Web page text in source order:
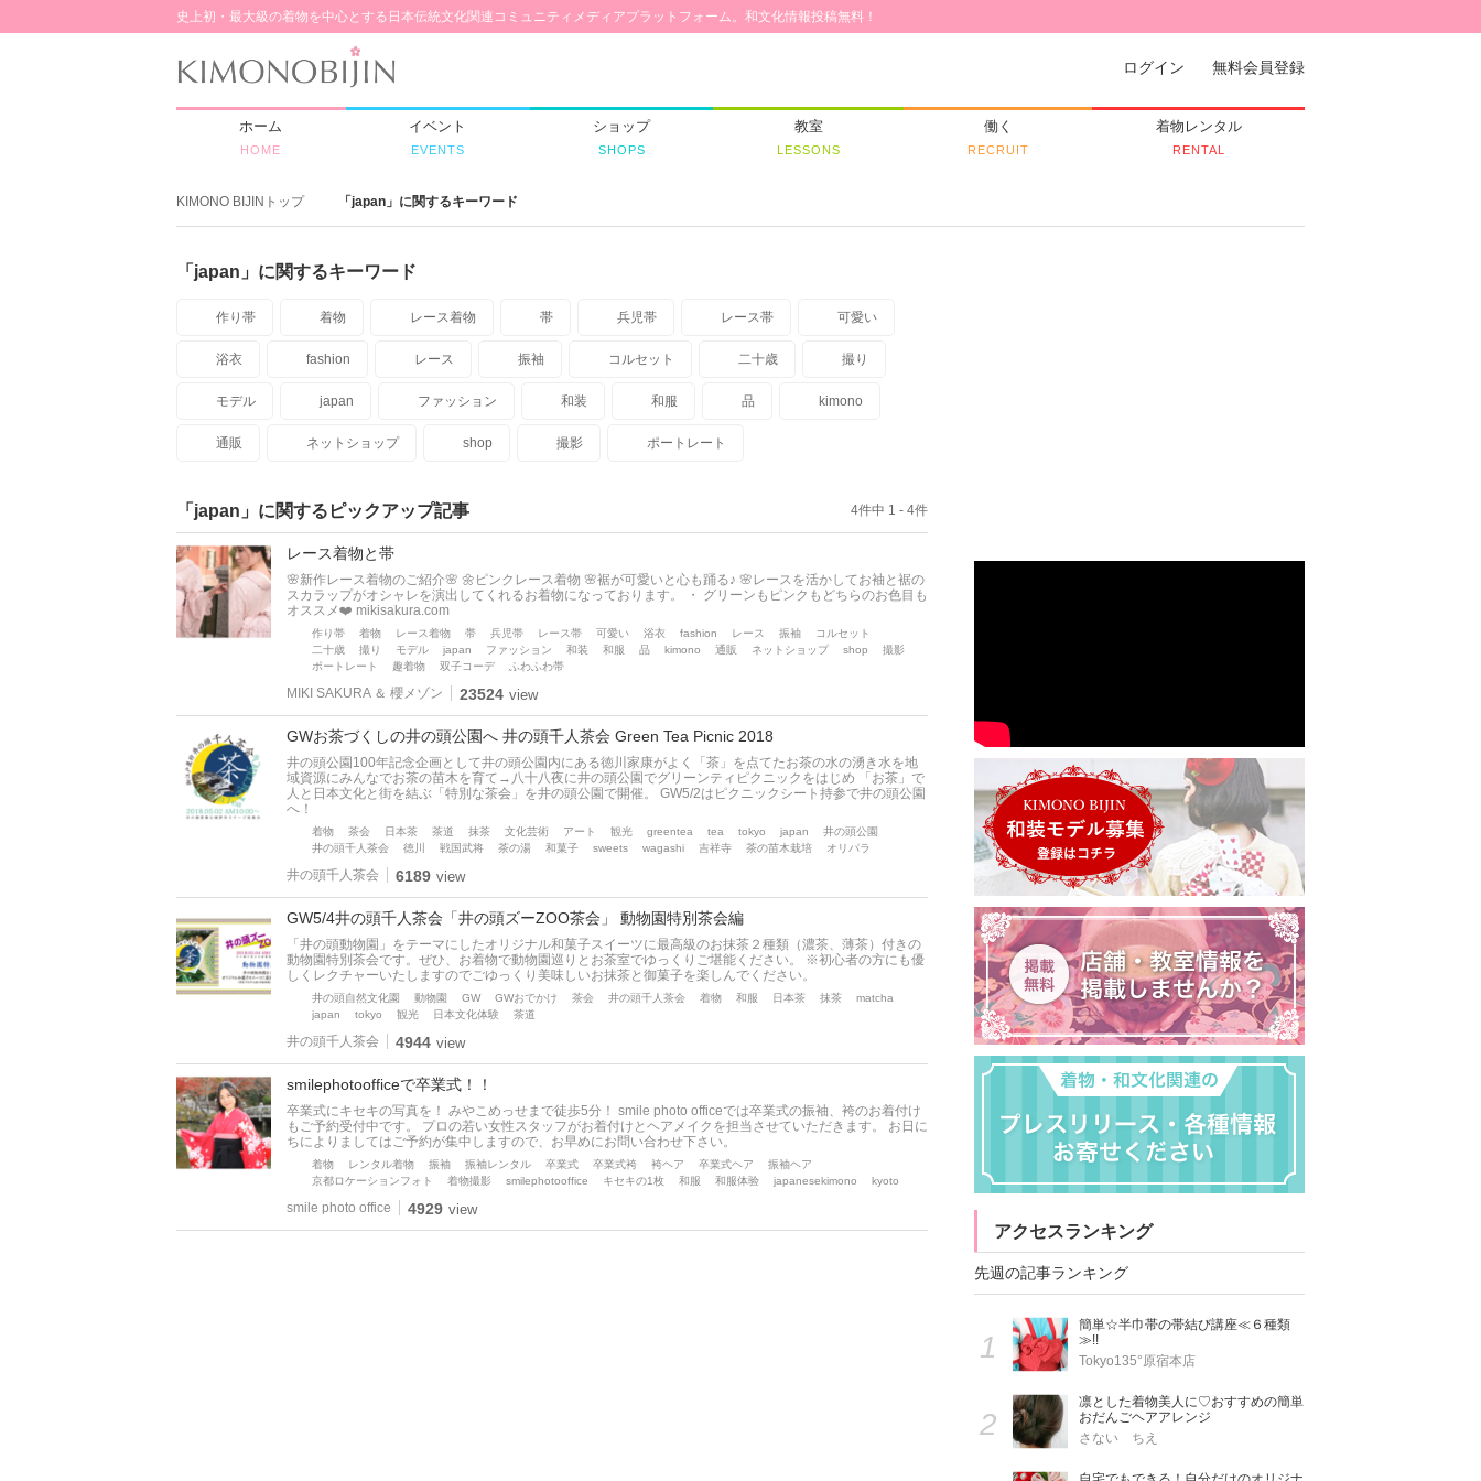
史上初・最大級の着物を中心とする日本伝統文化関連コミュニティメディアプラットフォーム。和文化情報投稿無料！
ログイン 無料会員登録
ホーム
HOME
イベント
EVENTS
ショップ
SHOPS
教室
LESSONS
働く
RECRUIT
着物レンタル
RENTAL
KIMONO BIJINトップ 「japan」に関するキーワード
「japan」に関するキーワード
作り帯 着物 レース着物 帯 兵児帯 レース帯 可愛い
浴衣 fashion レース 振袖 コルセット 二十歳 撮り
モデル japan ファッション 和装 和服 品 kimono
通販 ネットショップ shop 撮影 ポートレート
「japan」に関するピックアップ記事 4件中 1 - 4件
レース着物と帯
🌸新作レース着物のご紹介🌸 🌼ピンクレース着物 🌸裾が可愛いと心も踊る♪ 🌸レースを活かしてお袖と裾の
スカラップがオシャレを演出してくれるお着物になっております。 ・ グリーンもピンクもどちらのお色目も
オススメ❤️ mikisakura.com
作り帯 着物 レース着物 帯 兵児帯 レース帯 可愛い 浴衣 fashion レース 振袖
コルセット
二十歳
撮り モデル japan ファッション 和装 和服 品 kimono 通販 ネットショップ shop
撮影
ポートレート
趣着物 双子コーデ ふわふわ帯
MIKI SAKURA ＆ 櫻メゾン 23524 view
GWお茶づくしの井の頭公園へ 井の頭千人茶会 Green Tea Picnic 2018
井の頭公園100年記念企画として井の頭公園内にある徳川家康がよく「茶」を点てたお茶の水の湧き水を地
域資源にみんなでお茶の苗木を育て→八十八夜に井の頭公園でグリーンティピクニックをはじめ 「お茶」で
人と日本文化と街を結ぶ「特別な茶会」を井の頭公園で開催。 GW5/2はピクニックシート持参で井の頭公園
へ！
着物 茶会 日本茶 茶道 抹茶 文化芸術 アート 観光 greentea tea tokyo japan
井の頭公園
井の頭千人茶会
徳川 戦国武将 茶の湯 和菓子 sweets wagashi 吉祥寺 茶の苗木栽培 オリパラ
井の頭千人茶会 6189 view
GW5/4井の頭千人茶会「井の頭ズーZOO茶会」 動物園特別茶会編
「井の頭動物園」をテーマにしたオリジナル和菓子スイーツに最高級のお抹茶２種類（濃茶、薄茶）付きの
動物園特別茶会です。ぜひ、お着物で動物園巡りとお茶室でゆっくりご堪能ください。 ※初心者の方にも優
しくレクチャーいたしますのでごゆっくり美味しいお抹茶と御菓子を楽しんでください。
井の頭自然文化園 動物園 GW GWおでかけ 茶会 井の頭千人茶会 着物 和服 日本茶 抹茶
matcha
japan
tokyo 観光 日本文化体験 茶道
井の頭千人茶会 4944 view
smilephotoofficeで卒業式！！
卒業式にキセキの写真を！ みやこめっせまで徒歩5分！ smile photo officeでは卒業式の振袖、袴のお着付け
もご予約受付中です。 プロの若い女性スタッフがお着付けとヘアメイクを担当させていただきます。 お日に
ちによりましてはご予約が集中しますので、お早めにお問い合わせ下さい。
着物 レンタル着物 振袖 振袖レンタル 卒業式 卒業式袴 袴ヘア 卒業式ヘア
振袖ヘア
京都ロケーションフォト
着物撮影 smilephotooffice キセキの1枚 和服 和服体验 japanesekimono kyoto
smile photo office 4929 view
アクセスランキング
先週の記事ランキング
1
簡単☆半巾帯の帯結び講座≪６種類
≫!!
Tokyo135°原宿本店
2
凛とした着物美人に♡おすすめの簡単
おだんごヘアアレンジ
さない ちえ